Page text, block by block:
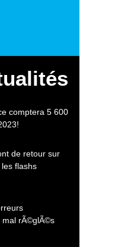
comptera 5 600
de retour sur
flashs
mal rÃ©glÃ©s